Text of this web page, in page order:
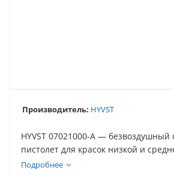
Производитель: HYVST
HYVST 07021000-A — безвоздушный
пистолет для красок низкой и
Стандартные присоединения
Подробнее